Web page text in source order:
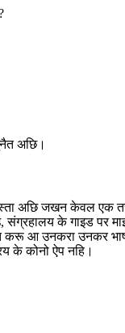
अछि।
अछि जखन केवल एक
के गाइड पर
करू आ उनकरा उनकर
के कोनो ऐप नहि।